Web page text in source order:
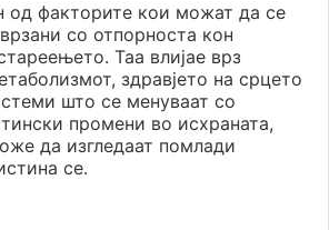
од факторите кои можат да се
со отпорноста кон
Таа влијае врз
здравјето на срцето
што се менуваат со
промени во исхраната,
да изгледаат помлади
се.